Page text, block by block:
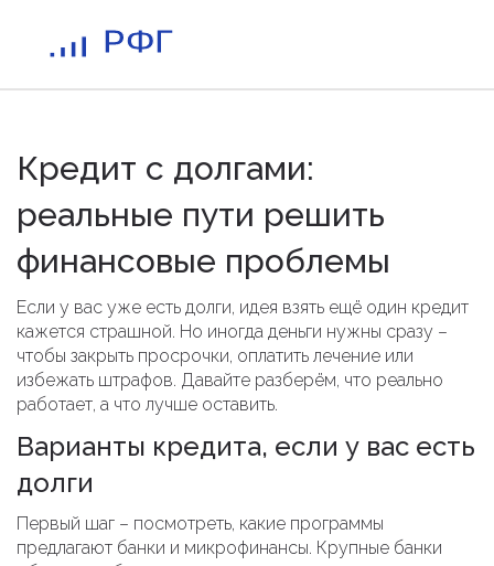
Кредит с долгами:
реальные пути решить
финансовые проблемы
Если у вас уже есть долги, идея взять ещё один кредит
кажется страшной. Но иногда деньги нужны сразу –
чтобы закрыть просрочки, оплатить лечение или
избежать штрафов. Давайте разберём, что реально
работает, а что лучше оставить.
Варианты кредита, если у вас есть
долги
Первый шаг – посмотреть, какие программы
предлагают банки и микрофинансы. Крупные банки